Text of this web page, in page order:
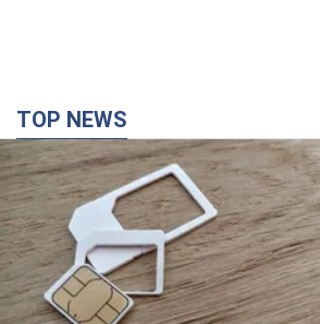
TOP NEWS